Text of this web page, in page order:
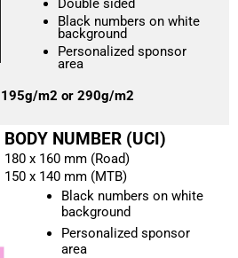
Double sided
Black numbers on white
background
Personalized sponsor
area
195g/m2 or290g/m2
BODY NUMBER (UCI)
180 x 160 mm (Road)
150 x 140 mm (MTB)
Black numbers on white
background
Personalized sponsor
area